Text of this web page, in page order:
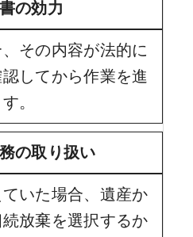
の効力
その内容が法的に
してから作業を進
。
の取り扱い
いた場合、遺産か
放棄を選択するか